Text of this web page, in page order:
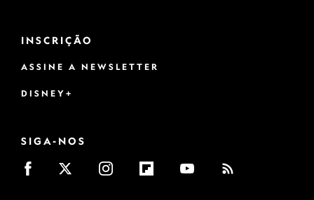
INSCRIÇÃO
ASSINE A NEWSLETTER
DISNEY+
SIGA-NOS